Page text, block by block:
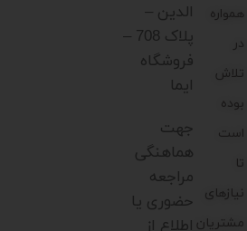
همواره
در
تلاش
بوده
است
تا
نیازهای
مشتریان
الدین –
پلاک 708 –
فروشگاه
ایما
جهت
هماهنگی
مراجعه
حضوری یا
اطلاع از